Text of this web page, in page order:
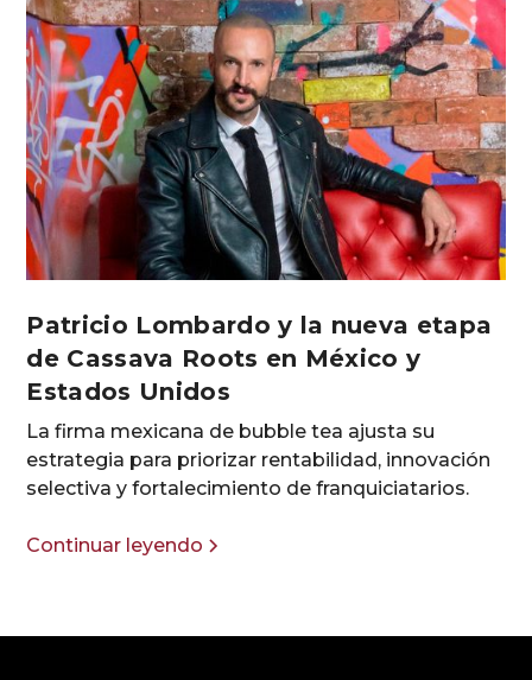
Patricio Lombardo y la nueva etapa
de Cassava Roots en México y
Estados Unidos
La firma mexicana de bubble tea ajusta su
estrategia para priorizar rentabilidad, innovación
selectiva y fortalecimiento de franquiciatarios.
Continuar leyendo